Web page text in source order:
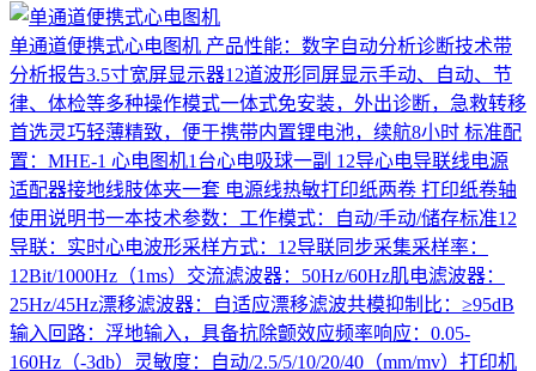
单通道便携式心电图机 产品性能：数字自动分析诊断技术带
分析报告3.5寸宽屏显示器12道波形同屏显示手动、自动、节
律、体检等多种操作模式一体式免安装，外出诊断，急救转移
首选灵巧轻薄精致，便于携带内置锂电池，续航8小时 标准配
置：MHE-1 心电图机1台心电吸球一副 12导心电导联线电源
适配器接地线肢体夹一套 电源线热敏打印纸两卷 打印纸卷轴
使用说明书一本技术参数：工作模式：自动/手动/储存标准12
导联：实时心电波形采样方式：12导联同步采集采样率：
12Bit/1000Hz（1ms）交流滤波器：50Hz/60Hz肌电滤波器：
25Hz/45Hz漂移滤波器：自适应漂移滤波共模抑制比：≥95dB
输入回路：浮地输入，具备抗除颤效应频率响应：0.05-
160Hz（-3db）灵敏度：自动/2.5/5/10/20/40（mm/mv）打印机